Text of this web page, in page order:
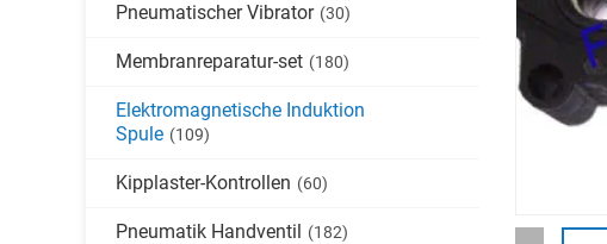
Pneumatischer Vibrator (30)
Membranreparatur-set (180)
Elektromagnetische Induktion
Spule (109)
Kipplaster-Kontrollen (60)
Pneumatik Handventil (182)